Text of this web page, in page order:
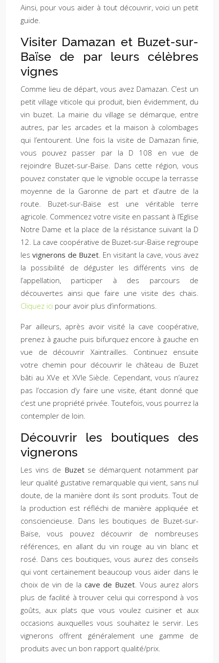
Ainsi, pour vous aider à tout découvrir, voici un petit
guide.
Visiter Damazan et Buzet-sur-
Baïse de par leurs célèbres
vignes
Comme lieu de départ, vous avez Damazan. C’est un
petit village viticole qui produit, bien évidemment, du
vin buzet. La mairie du village se démarque, entre
autres, par les arcades et la maison à colombages
qui l’entourent. Une fois la visite de Damazan finie,
vous pouvez passer par la D 108 en vue de
rejoindre Buzet-sur-Baïse. Dans cette région, vous
pouvez constater que le vignoble occupe la terrasse
moyenne de la Garonne de part et d’autre de la
route. Buzet-sur-Baïse est une véritable terre
agricole. Commencez votre visite en passant à l’Eglise
Notre Dame et la place de la résistance suivant la D
12. La cave coopérative de Buzet-sur-Baïse regroupe
lesvignerons de Buzet. En visitant la cave, vous avez
la possibilité de déguster les différents vins de
l’appellation, participer à des parcours de
découvertes ainsi que faire une visite des chais.
Cliquez ici pour avoir plus d’informations.
Par ailleurs, après avoir visité la cave coopérative,
prenez à gauche puis bifurquez encore à gauche en
vue de découvrir Xaintrailles. Continuez ensuite
votre chemin pour découvrir le château de Buzet
bâti au XVe et XVIe Siècle. Cependant, vous n’aurez
pas l’occasion d’y faire une visite, étant donné que
c’est une propriété privée. Toutefois, vous pourrez la
contempler de loin.
Découvrir les boutiques des
vignerons
Les vins de Buzetse démarquent notamment par
leur qualité gustative remarquable qui vient, sans nul
doute, de la manière dont ils sont produits. Tout de
la production est réfléchi de manière appliquée et
consciencieuse. Dans les boutiques de Buzet-sur-
Baïse, vous pouvez découvrir de nombreuses
références, en allant du vin rouge au vin blanc et
rosé. Dans ces boutiques, vous aurez des conseils
qui vont certainement beaucoup vous aider dans le
choix de vin de la cave de Buzet. Vous aurez alors
plus de facilité à trouver celui qui correspond à vos
goûts, aux plats que vous voulez cuisiner et aux
occasions auxquelles vous souhaitez le servir. Les
vignerons offrent généralement une gamme de
produits avec un bon rapport qualité/prix.